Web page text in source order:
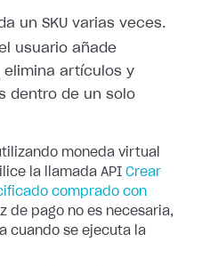
un SKU varias veces.
usuario añade
artículos y
dentro de un solo
moneda virtual
la llamada API Crear
comprado con
de pago no es necesaria,
cuando se ejecuta la